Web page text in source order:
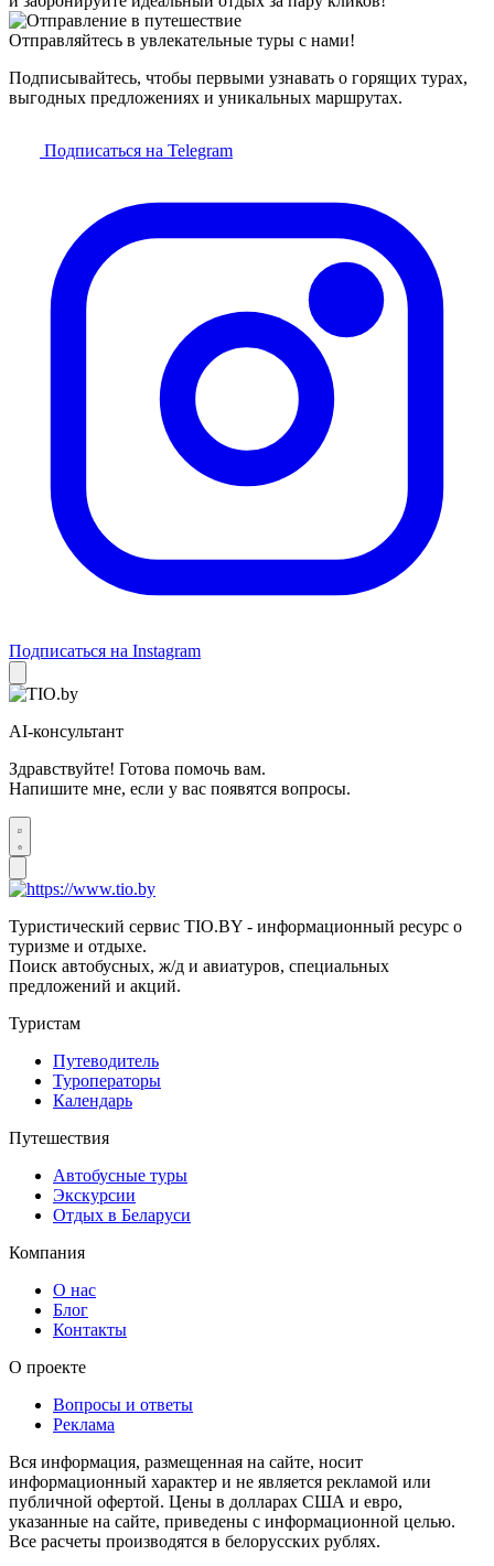
Отправляйтесь в увлекательные туры с нами!
Подписывайтесь, чтобы первыми узнавать о горящих турах,
выгодных предложениях и уникальных маршрутах.
Подписаться на Telegram
Подписаться на Instagram
AI-консультант
Здравствуйте! Готова помочь вам.
Напишите мне, если у вас появятся вопросы.
Туристический сервис TIO.BY - информационный ресурс о
туризме и отдыхе.
Поиск автобусных, ж/д и авиатуров, специальных
предложений и акций.
Туристам
Путеводитель
Туроператоры
Календарь
Путешествия
Автобусные туры
Экскурсии
Отдых в Беларуси
Компания
О нас
Блог
Контакты
О проекте
Вопросы и ответы
Реклама
Вся информация, размещенная на сайте, носит
информационный характер и не является рекламой или
публичной офертой. Цены в долларах США и евро,
указанные на сайте, приведены с информационной целью.
Все расчеты производятся в белорусских рублях.